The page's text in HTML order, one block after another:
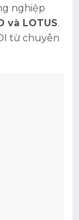
nghiệp
và LOTUS.
từ chuyên